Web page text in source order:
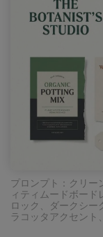
プロンプト：クリー
ィティムードボー
ロック、ダークシ
ラコッタアクセン